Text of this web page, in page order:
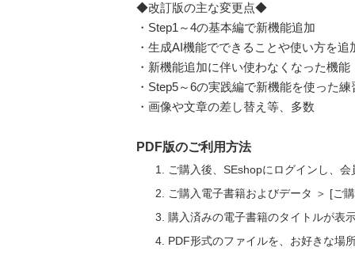
◆改訂版の主な変更点◆
・Step1～4の基本編で新機能追加
・生成AI機能でできることや使い方を追
・新機能追加に伴い使わなくなった機
・Step5～6の実践編で新機能を使った練
・画像や文章の差し替え等、多数
PDF版のご利用方法
ご購入後、SEshopにログインし、会
ご購入電子書籍およびデータ ＞ [ご
購入済みの電子書籍のタイトルが表
PDF形式のファイルを、お好きな場